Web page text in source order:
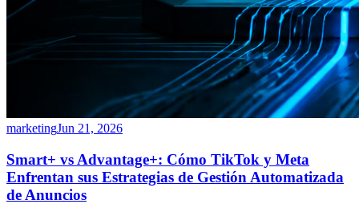
marketingJun 21, 2026
Smart+ vs Advantage+: Cómo TikTok y Meta
Enfrentan sus Estrategias de Gestión Automatizada
de Anuncios